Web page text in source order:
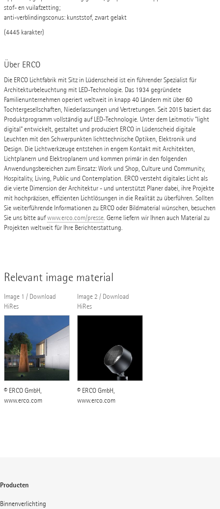
stof- en vuilafzetting;
anti-verblindingsconus: kunststof, zwart gelakt
(4445 karakter)
Über ERCO
Die ERCO Lichtfabrik mit Sitz in Lüdenscheid ist ein führender Spezialist für
Architekturbeleuchtung mit LED-Technologie. Das 1934 gegründete
Familienunternehmen operiert weltweit in knapp 40 Ländern mit über 60
Tochtergesellschaften, Niederlassungen und Vertretungen. Seit 2015 basiert das
Produktprogramm vollständig auf LED-Technologie. Unter dem Leitmotiv "light
digital" entwickelt, gestaltet und produziert ERCO in Lüdenscheid digitale
Leuchten mit den Schwerpunkten lichttechnische Optiken, Elektronik und
Design. Die Lichtwerkzeuge entstehen in engem Kontakt mit Architekten,
Lichtplanern und Elektroplanern und kommen primär in den folgenden
Anwendungsbereichen zum Einsatz: Work und Shop, Culture und Community,
Hospitality, Living, Public und Contemplation. ERCO versteht digitales Licht als
die vierte Dimension der Architektur - und unterstützt Planer dabei, ihre Projekte
mit hochpräzisen, effizienten Lichtlösungen in die Realität zu überführen. Sollten
Sie weiterführende Informationen zu ERCO oder Bildmaterial wünschen, besuchen
Sie uns bitte aufwww.erco.com/presse. Gerne liefern wir Ihnen auch Material zu
Projekten weltweit für Ihre Berichterstattung.
Relevant image material
Image 1 / Download
HiRes
© ERCO GmbH,
www.erco.com
Image 2 / Download
HiRes
© ERCO GmbH,
www.erco.com
Producten
Binnenverlichting